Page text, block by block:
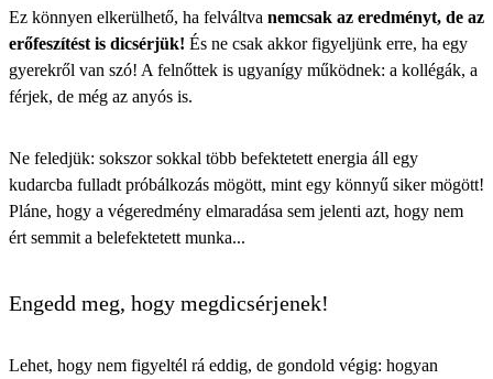
Ez könnyen elkerülhető, ha felváltva nemcsak az eredményt, de az
erőfeszítést is dicsérjük! És ne csak akkor figyeljünk erre, ha egy
gyerekről van szó! A felnőttek is ugyanígy működnek: a kollégák, a
férjek, de még az anyós is.
Ne feledjük: sokszor sokkal több befektetett energia áll egy
kudarcba fulladt próbálkozás mögött, mint egy könnyű siker mögött!
Pláne, hogy a végeredmény elmaradása sem jelenti azt, hogy nem
ért semmit a belefektetett munka...
Engedd meg, hogy megdicsérjenek!
Lehet, hogy nem figyeltél rá eddig, de gondold végig: hogyan